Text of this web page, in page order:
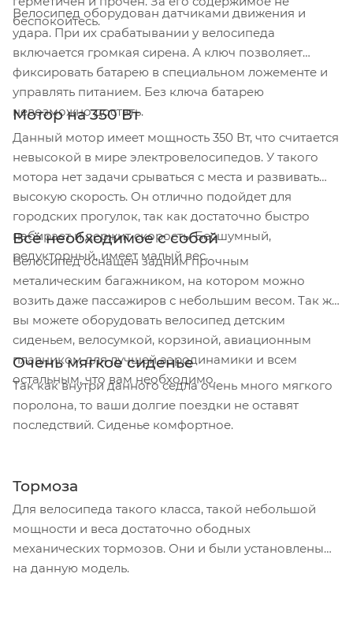
беспокойтесь.
Велосипед оборудован датчиками движения и
удара. При их срабатывании у велосипеда
включается громкая сирена. А ключ позволяет
фиксировать батарею в специальном ложементе и
управлять питанием. Без ключа батарею
невозможно достать.
Мотор на 350 Вт
Данный мотор имеет мощность 350 Вт, что считается
невысокой в мире электровелосипедов. У такого
мотора нет задачи срываться с места и развивать
высокую скорость. Он отлично подойдет для
городских прогулок, так как достаточно быстро
набирает и держит скорость. Бесшумный,
редукторный, имеет малый вес.
Всё необходимое с собой
Велосипед оснащен задним прочным
металическим багажником, на котором можно
возить даже пассажиров с небольшим весом. Так же
вы можете оборудовать велосипед детским
сиденьем, велосумкой, корзиной, авиационным
плавником для лучшей аэродинамики и всем
остальным, что вам необходимо.
Очень мягкое сиденье
Так как внутри данного седла очень много мягкого
поролона, то ваши долгие поездки не оставят
последствий. Сиденье комфортное.
Тормоза
Для велосипеда такого класса, такой небольшой
мощности и веса достаточно ободных
механических тормозов. Они и были установлены
на данную модель.